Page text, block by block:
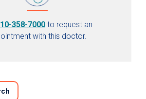
358-7000 to request an
with this doctor.